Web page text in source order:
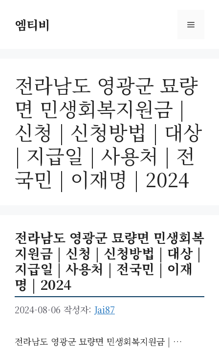
엠티비 메
전라남도 영광군 묘량
면 민생회복지원금 |
신청 | 신청방법 | 대상
| 지급일 | 사용처 | 전
국민 | 이재명 | 2024
전라남도 영광군 묘량면 민생회복
지원금 | 신청 | 신청방법 | 대상 |
지급일 | 사용처 | 전국민 | 이재
명 | 2024
2024-08-06 작성자: Jai87
전라남도 영광군 묘량면 민생회복지원금 | …